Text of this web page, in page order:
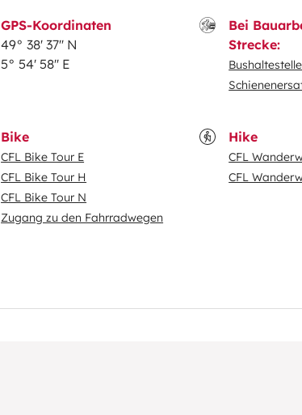
GPS-Koordinaten
49° 38' 37'' N
5° 54' 58'' E
Bei
Strecke:
Bike
CFL Bike Tour E
CFL Bike Tour H
CFL Bike Tour N
Zugang zu den Fahrradwegen
Hike
CFL
CFL